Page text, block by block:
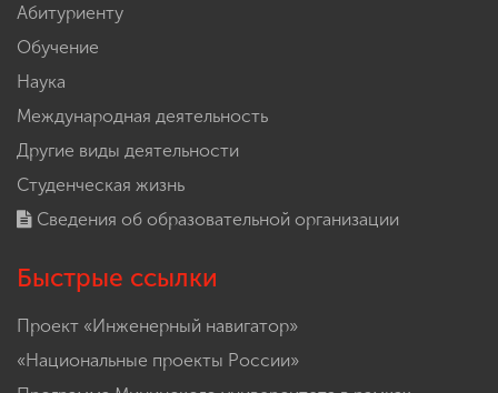
Абитуриенту
Обучение
Наука
Международная деятельность
Другие виды деятельности
Студенческая жизнь
Сведения об образовательной организации
Быстрые ссылки
Проект «Инженерный навигатор»
«Национальные проекты России»